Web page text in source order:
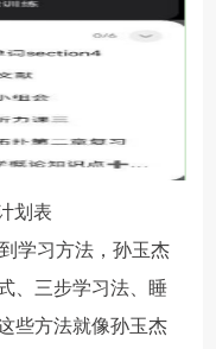
划表
学习方法，孙玉杰
、三步学习法、睡
些方法就像孙玉杰